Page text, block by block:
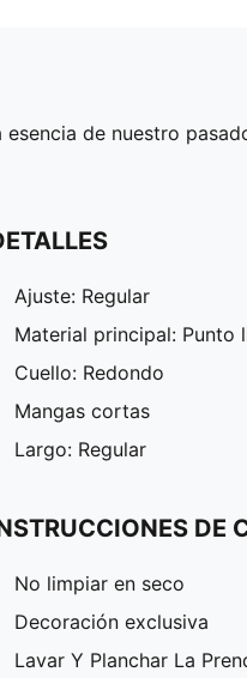
esencia de nuestro
Ajuste: Regular
Material principal: Punto
Cuello: Redondo
Mangas cortas
Largo: Regular
DE
No limpiar en seco
Decoración exclusiva
Lavar Y Planchar La